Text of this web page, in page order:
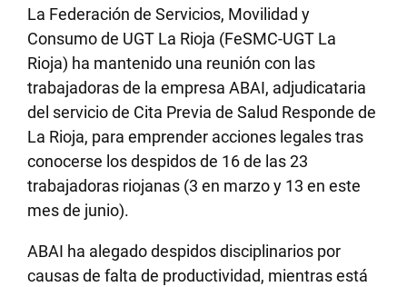
La Federación de Servicios, Movilidad y
Consumo de UGT La Rioja (FeSMC-UGT La
Rioja) ha mantenido una reunión con las
trabajadoras de la empresa ABAI, adjudicataria
del servicio de Cita Previa de Salud Responde de
La Rioja, para emprender acciones legales tras
conocerse los despidos de 16 de las 23
trabajadoras riojanas (3 en marzo y 13 en este
mes de junio).
ABAI ha alegado despidos disciplinarios por
causas de falta de productividad, mientras está